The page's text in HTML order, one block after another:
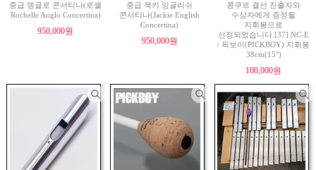
중급 앵글로 콘서티나(로셸
Rochelle Anglo Concertina)
950,000원
중급 잭키 잉글리쉬
콘서티나(Jackie English
Concertina)
950,000원
콩쿠르 결선 진출자와
수상자에게 증정될
지휘봉으로
선정되었습니다.[37] NC-E
/ 픽보이(PICKBOY) 지휘봉
38cm(15")
100,000원